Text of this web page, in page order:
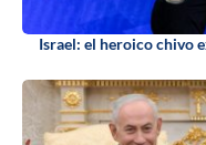
Israel: el heroico chivo